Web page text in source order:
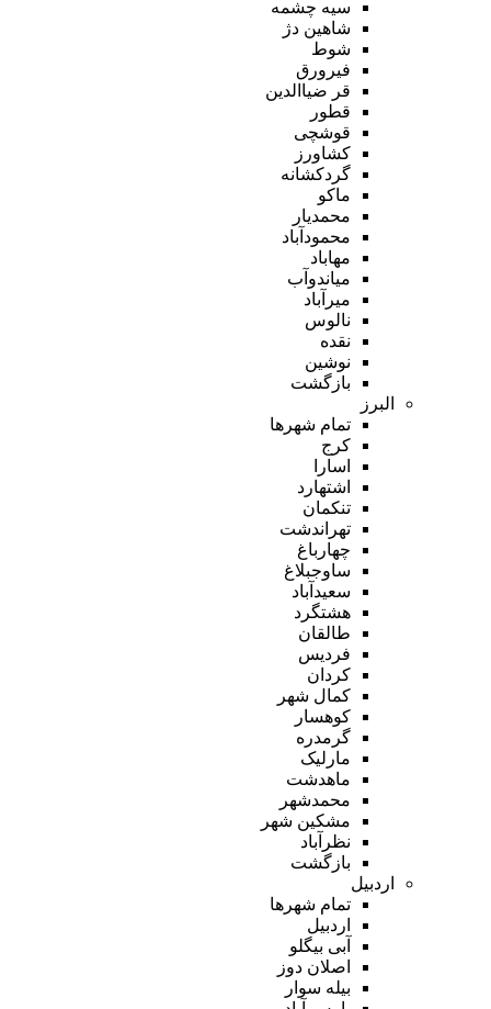
سیه چشمه
شاهین دژ
شوط
فیرورق
قر ضیاالدین
قطور
قوشچی
کشاورز
گردکشانه
ماکو
محمدیار
محمودآباد
مهاباد
میاندوآب
میرآباد
نالوس
نقده
نوشین
بازگشت
البرز
تمام شهر‌ها
کرج
اسارا
اشتهارد
تنکمان
تهراندشت
چهارباغ
ساوجبلاغ
سعیدآباد
هشتگرد
طالقان
فردیس
کردان
کمال شهر
کوهسار
گرمدره
مارلیک
ماهدشت
محمدشهر
مشکین شهر
نظرآباد
بازگشت
اردبیل
تمام شهر‌ها
اردبیل
آبی بیگلو
اصلان دوز
بیله سوار